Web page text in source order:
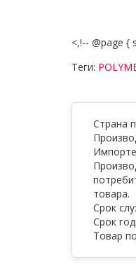
<,!-- @page {
Теги:
Страна
товара.
Срок
Срок
Товар